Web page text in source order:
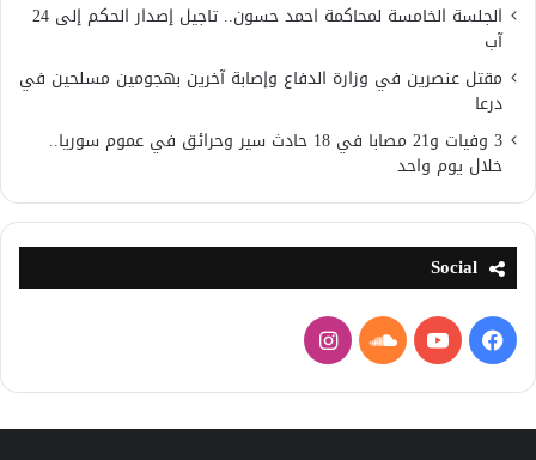
الجلسة الخامسة لمحاكمة احمد حسون.. تاجيل إصدار الحكم إلى 24
آب
مقتل عنصرين في وزارة الدفاع وإصابة آخرين بهجومين مسلحين في
درعا
3 وفيات و21 مصابا في 18 حادث سير وحرائق في عموم سوريا..
خلال يوم واحد
Social
فيسبوكيوتيوبساوند
كلاود
انستقرام